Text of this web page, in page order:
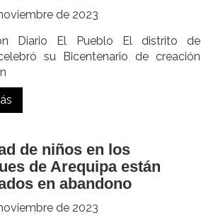
de 2023
Diario El Pueblo El distrito de
su Bicentenario de creación
de niños en los
de Arequipa están
en abandono
de 2023